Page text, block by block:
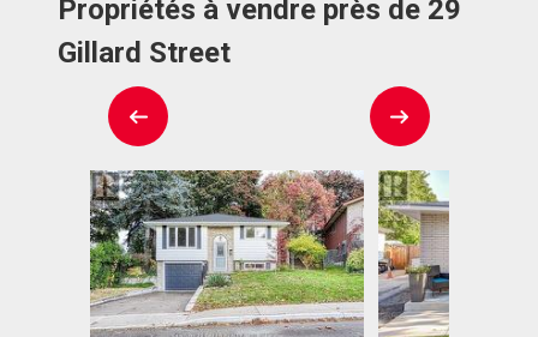
Propriétés à vendre près de 29
Gillard Street